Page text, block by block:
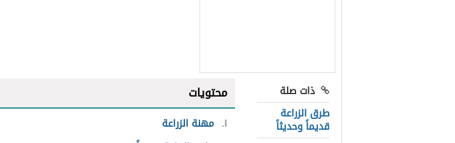
ذات صلة
طرق الزراعة
قديماً وحديثاً
محتويات
١ مهنة الزراعة